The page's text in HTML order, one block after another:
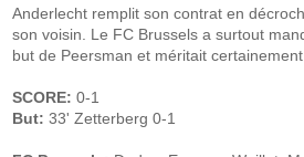
Anderlecht remplit son contrat en
son voisin. Le FC Brussels a surtout
but de Peersman et méritait
SCORE: 0-1
But: 33' Zetterberg 0-1